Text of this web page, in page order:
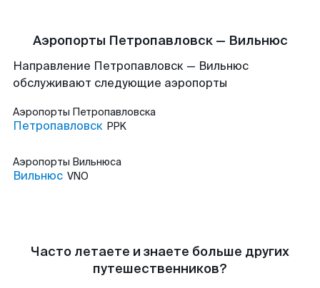
Аэропорты Петропавловск — Вильнюс
Направление Петропавловск — Вильнюс
обслуживают следующие аэропорты
Аэропорты Петропавловска
Петропавловск PPK
Аэропорты Вильнюса
Вильнюс VNO
Часто летаете и знаете больше других
путешественников?